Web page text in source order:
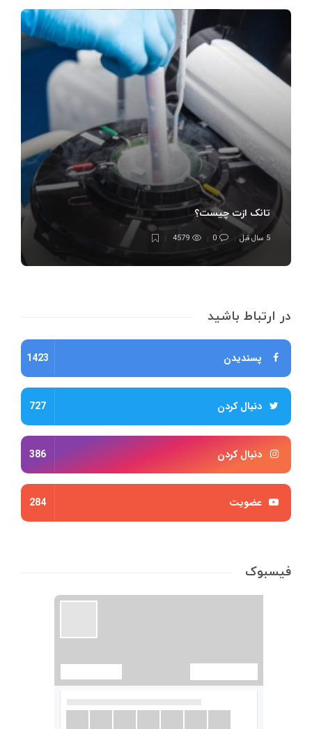
تانک ازت چیست؟
5 سال قبل 0
4579
در ارتباط باشید
پسندیدن 1423
دنبال کردن 727
دنبال کردن 386
عضویت 284
فیسبوک